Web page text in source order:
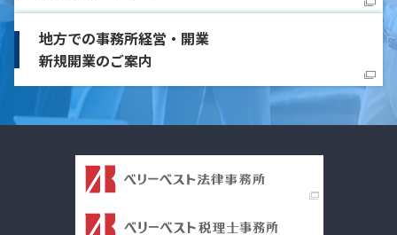
地方での事務所経営・開業
新規開業のご案内